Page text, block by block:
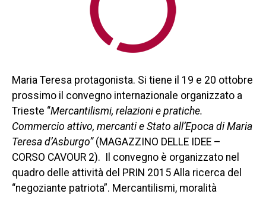
Maria Teresa protagonista. Si tiene il 19 e 20 ottobre
prossimo il convegno internazionale organizzato a
Trieste “Mercantilismi, relazioni e pratiche.
Commercio attivo, mercanti e Stato all’Epoca di Maria
Teresa d’Asburgo” (MAGAZZINO DELLE IDEE –
CORSO CAVOUR 2).
Il convegno è organizzato nel
quadro delle attività del PRIN 2015 Alla ricerca del
“negoziante patriota”. Mercantilismi, moralità